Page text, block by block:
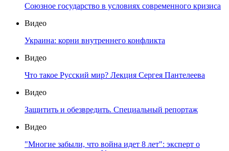
Союзное государство в условиях современного кризиса
Видео
Украина: корни внутреннего конфликта
Видео
Что такое Русский мир? Лекция Сергея Пантелеева
Видео
Защитить и обезвредить. Специальный репортаж
Видео
"Многие забыли, что война идет 8 лет": эксперт о